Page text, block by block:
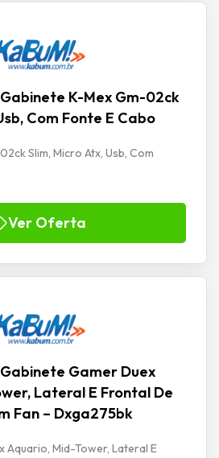
K-Mex Gm-02ck
Com Fonte E Cabo
Slim, Micro Atx, Usb, Com
Ver Oferta
Gamer Duex
Lateral E Frontal De
Fan – Dxga275bk
Aquario, Mid-Tower, Lateral E